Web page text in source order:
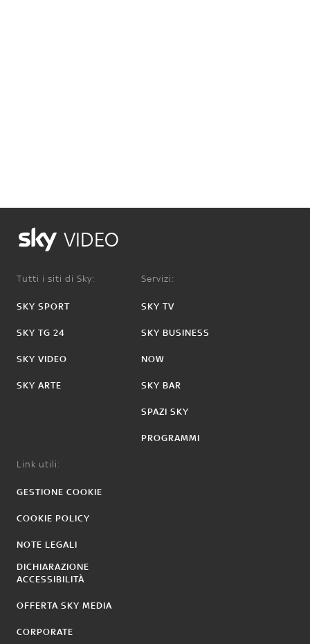
VIDEO
Tutti i siti di Sky:
SKY SPORT
SKY TG 24
SKY VIDEO
SKY ARTE
Servizi:
SKY TV
SKY BUSINESS
NOW
SKY BAR
SPAZI SKY
PROGRAMMI
Link utili:
GESTIONE COOKIE
COOKIE POLICY
NOTE LEGALI
DICHIARAZIONE
ACCESSIBILITÀ
OFFERTA SKY MEDIA
CORPORATE